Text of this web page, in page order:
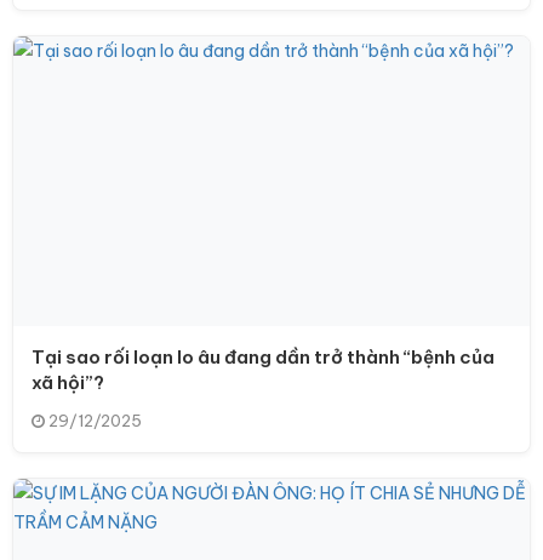
Tại sao rối loạn lo âu đang dần trở thành “bệnh của
xã hội”?
29/12/2025